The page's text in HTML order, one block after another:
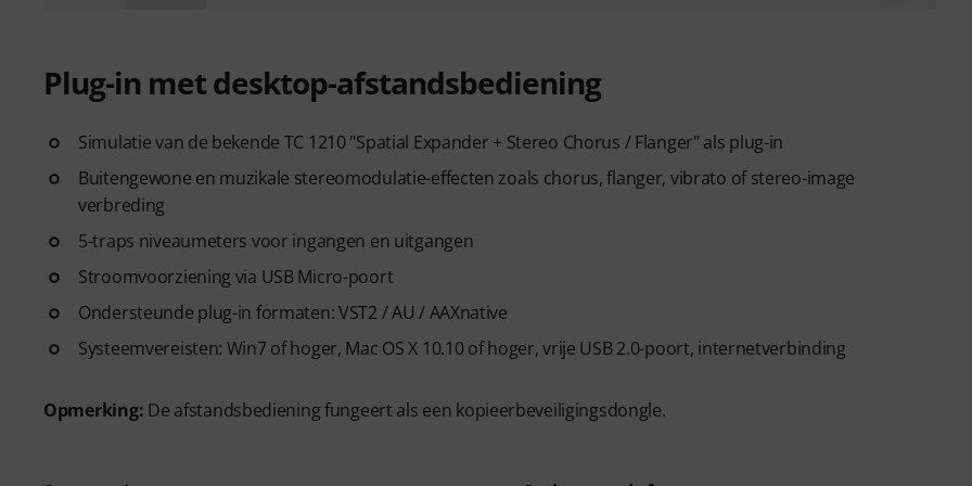
Plug-in met desktop-afstandsbediening
Simulatie van de bekende TC 1210 "Spatial Expander + Stereo Chorus / Flanger" als plug-in
Buitengewone en muzikale stereomodulatie-effecten zoals chorus, flanger, vibrato of stereo-image
verbreding
5-traps niveaumeters voor ingangen en uitgangen
Stroomvoorziening via USB Micro-poort
Ondersteunde plug-in formaten: VST2 / AU / AAXnative
Systeemvereisten: Win7 of hoger, Mac OS X 10.10 of hoger, vrije USB 2.0-poort, internetverbinding
Opmerking: De afstandsbediening fungeert als een kopieerbeveiligingsdongle.